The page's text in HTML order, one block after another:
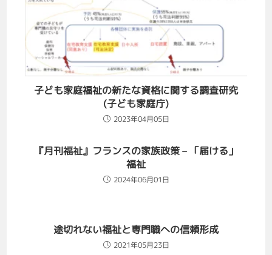
子ども家庭福祉の新たな資格に関する調査研究
(子ども家庭庁)
2023年04月05日
『月刊福祉』フランスの家族政策 – 「届ける」
福祉
2024年06月01日
途切れない福祉と専門職への信頼形成
2021年05月23日